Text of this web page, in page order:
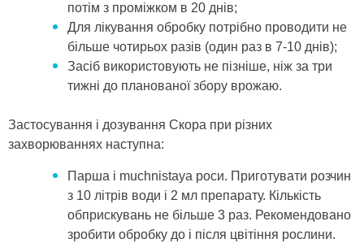
потім з проміжком в 20 днів;
Для лікування обробку потрібно проводити не
більше чотирьох разів (один раз в 7-10 днів);
Засіб використовують не пізніше, ніж за три
тижні до планованої збору врожаю.
Застосування і дозування Скора при різних
захворюваннях наступна:
Парша і muchnistaya роси. Приготувати розчин
з 10 літрів води і 2 мл препарату. Кількість
обприскувань не більше 3 раз. Рекомендовано
зробити обробку до і після цвітіння рослини.